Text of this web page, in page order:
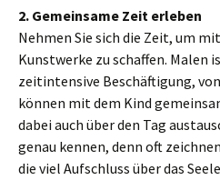
2. Gemeinsame Zeit erleben
Nehmen Sie sich die Zeit, um
Kunstwerke zu schaffen. Malen
zeitintensive Beschäftigung,
können mit dem Kind
dabei auch über den Tag
genau kennen, denn oft
die viel Aufschluss über das